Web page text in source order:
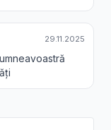
29.11.2025